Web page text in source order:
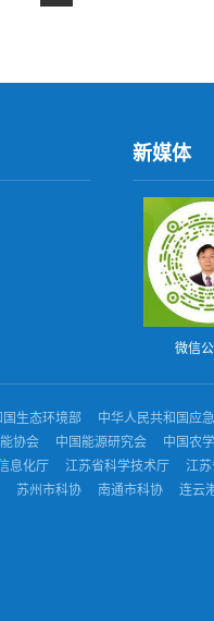
新媒体
微信
生态环境部 中华人民共和国应
协会 中国能源研究会 中国农
息化厅 江苏省科学技术厅 江
苏州市科协 南通市科协 连云